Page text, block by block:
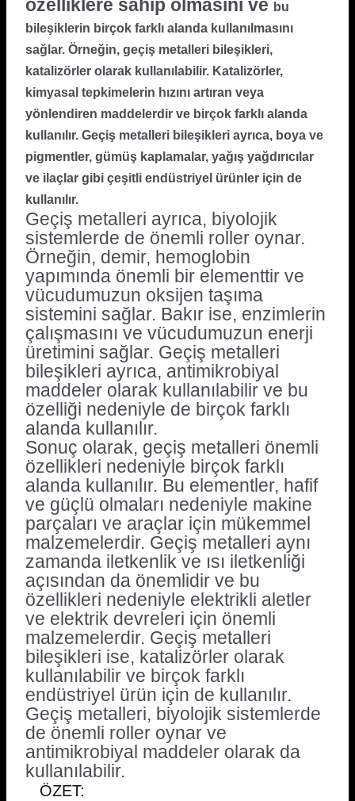
özelliklere sahip olmasını ve bu
bileşiklerin birçok farklı alanda kullanılmasını
sağlar. Örneğin, geçiş metalleri bileşikleri,
katalizörler olarak kullanılabilir. Katalizörler,
kimyasal tepkimelerin hızını artıran veya
yönlendiren maddelerdir ve birçok farklı alanda
kullanılır. Geçiş metalleri bileşikleri ayrıca, boya ve
pigmentler, gümüş kaplamalar, yağış yağdırıcılar
ve ilaçlar gibi çeşitli endüstriyel ürünler için de
kullanılır.
Geçiş metalleri ayrıca, biyolojik
sistemlerde de önemli roller oynar.
Örneğin, demir, hemoglobin
yapımında önemli bir elementtir ve
vücudumuzun oksijen taşıma
sistemini sağlar. Bakır ise, enzimlerin
çalışmasını ve vücudumuzun enerji
üretimini sağlar. Geçiş metalleri
bileşikleri ayrıca, antimikrobiyal
maddeler olarak kullanılabilir ve bu
özelliği nedeniyle de birçok farklı
alanda kullanılır.
Sonuç olarak, geçiş metalleri önemli
özellikleri nedeniyle birçok farklı
alanda kullanılır. Bu elementler, hafif
ve güçlü olmaları nedeniyle makine
parçaları ve araçlar için mükemmel
malzemelerdir. Geçiş metalleri aynı
zamanda iletkenlik ve ısı iletkenliği
açısından da önemlidir ve bu
özellikleri nedeniyle elektrikli aletler
ve elektrik devreleri için önemli
malzemelerdir. Geçiş metalleri
bileşikleri ise, katalizörler olarak
kullanılabilir ve birçok farklı
endüstriyel ürün için de kullanılır.
Geçiş metalleri, biyolojik sistemlerde
de önemli roller oynar ve
antimikrobiyal maddeler olarak da
kullanılabilir.
ÖZET: